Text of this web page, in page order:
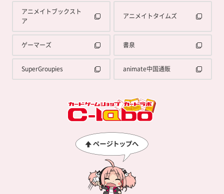
アニメイトブックスト
ア
アニメイトタイムズ
ゲーマーズ 書泉
SuperGroupies animate中国通販